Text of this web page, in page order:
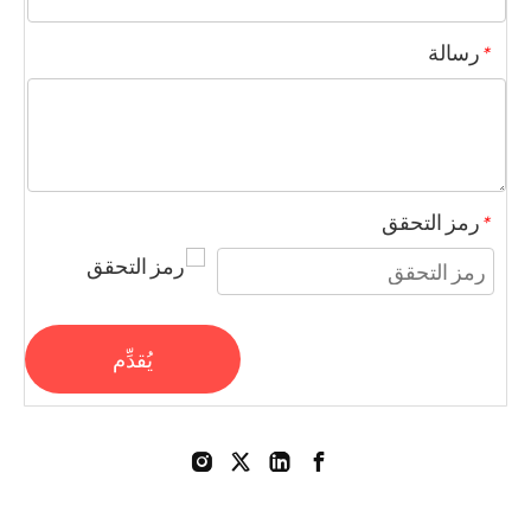
*رسالة
*رمز التحقق
يُقدِّم